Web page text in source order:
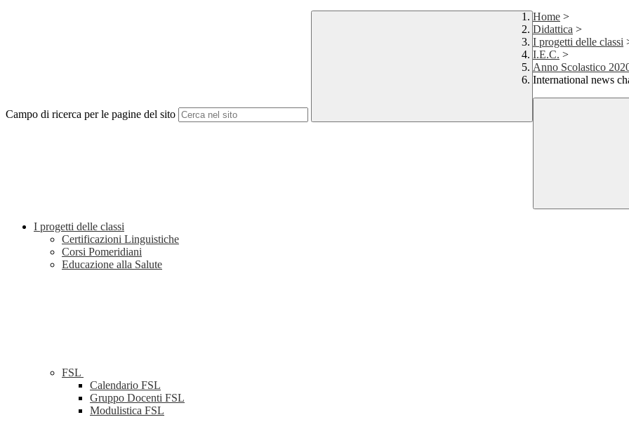
Campo di ricerca per le pagine del sito
Home >
Didattica >
I progetti delle classi
I.E.C. >
Anno Scolastico
International news
I progetti delle classi
Certificazioni Linguistiche
Corsi Pomeridiani
Educazione alla Salute
FSL
Calendario FSL
Gruppo Docenti FSL
Modulistica FSL